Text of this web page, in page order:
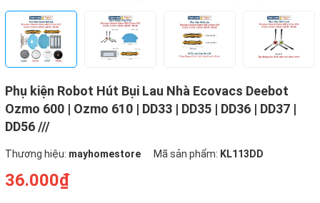
Phụ kiện Robot Hút Bụi Lau Nhà Ecovacs Deebot
Ozmo 600 | Ozmo 610 | DD33 | DD35 | DD36 | DD37 |
DD56 ///
Thương hiệu: mayhomestore Mã sản phẩm: KL113DD
36.000₫